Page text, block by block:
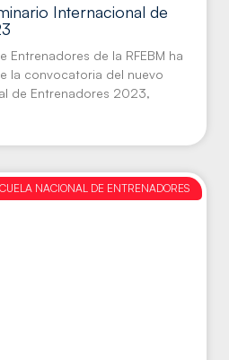
Internacional de
Entrenadores de la RFEBM ha
la convocatoria del nuevo
de Entrenadores 2023,
NACIONAL DE ENTRENADORES